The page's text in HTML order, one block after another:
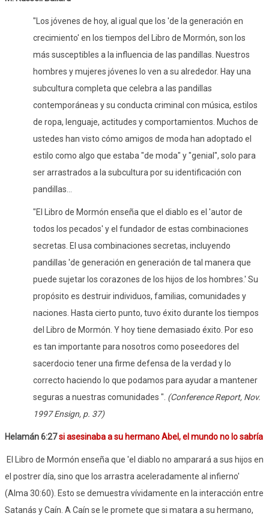
"Los jóvenes de hoy, al igual que los 'de la generación en
crecimiento' en los tiempos del Libro de Mormón, son los
más susceptibles a la influencia de las pandillas. Nuestros
hombres y mujeres jóvenes lo ven a su alrededor. Hay una
subcultura completa que celebra a las pandillas
contemporáneas y su conducta criminal con música, estilos
de ropa, lenguaje, actitudes y comportamientos. Muchos de
ustedes han visto cómo amigos de moda han adoptado el
estilo como algo que estaba "de moda" y "genial", solo para
ser arrastrados a la subcultura por su identificación con
pandillas...
"El Libro de Mormón enseña que el diablo es el 'autor de
todos los pecados' y el fundador de estas combinaciones
secretas. El usa combinaciones secretas, incluyendo
pandillas 'de generación en generación de tal manera que
puede sujetar los corazones de los hijos de los hombres.' Su
propósito es destruir individuos, familias, comunidades y
naciones. Hasta cierto punto, tuvo éxito durante los tiempos
del Libro de Mormón. Y hoy tiene demasiado éxito. Por eso
es tan importante para nosotros como poseedores del
sacerdocio tener una firme defensa de la verdad y lo
correcto haciendo lo que podamos para ayudar a mantener
seguras a nuestras comunidades ". (Conference Report, Nov.
1997 Ensign, p. 37)
Helamán 6:27si asesinaba a su hermano Abel, el mundo no lo sabría
El Libro de Mormón enseña que 'el diablo no amparará a sus hijos en
el postrer día, sino que los arrastra aceleradamente al infierno'
(Alma 30:60). Esto se demuestra vívidamente en la interacción entre
Satanás y Caín. A Caín se le promete que si matara a su hermano,